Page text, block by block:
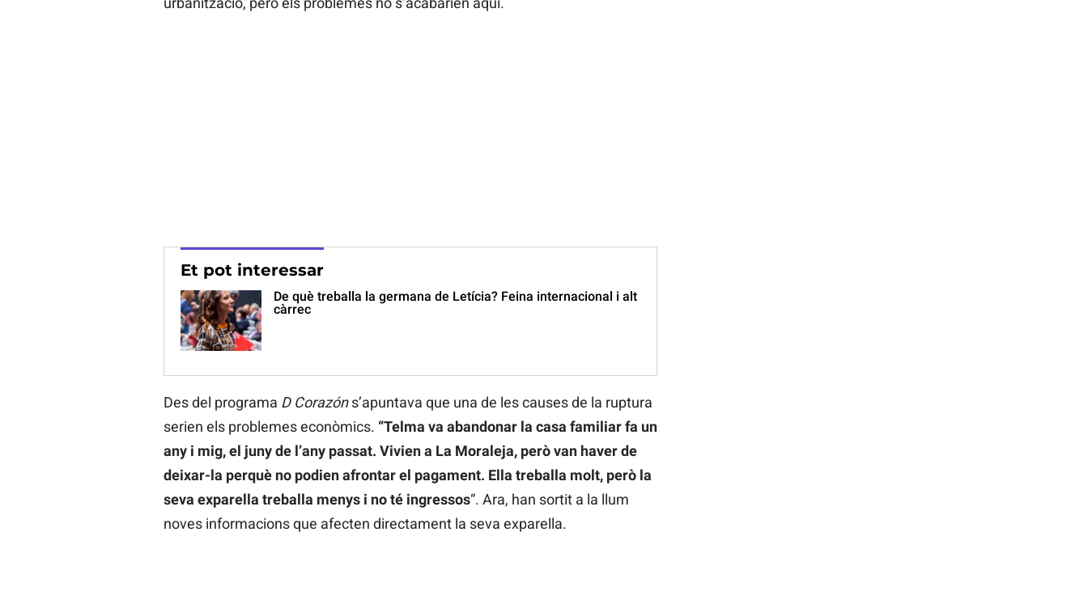
Et pot interessar
De què treballa la germana de Letícia? Feina internacional i alt
càrrec
Des del programa D Corazóns’apuntava que una de les causes de la ruptura
serien els problemes econòmics. “Telma va abandonar la casa familiar fa un
any i mig, el juny de l’any passat. Vivien a La Moraleja, però van haver de
deixar-la perquè no podien afrontar el pagament. Ella treballa molt, però la
seva exparella treballa menys i no té ingressos“. Ara, han sortit a la llum
noves informacions que afecten directament la seva exparella.